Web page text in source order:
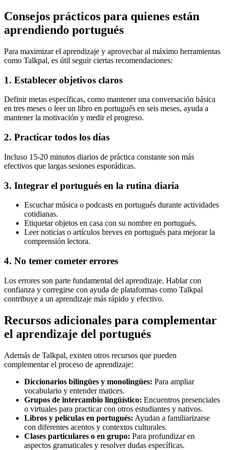
Consejos prácticos para quienes están
aprendiendo portugués
Para maximizar el aprendizaje y aprovechar al máximo herramientas
como Talkpal, es útil seguir ciertas recomendaciones:
1. Establecer objetivos claros
Definir metas específicas, como mantener una conversación básica
en tres meses o leer un libro en portugués en seis meses, ayuda a
mantener la motivación y medir el progreso.
2. Practicar todos los días
Incluso 15-20 minutos diarios de práctica constante son más
efectivos que largas sesiones esporádicas.
3. Integrar el portugués en la rutina diaria
Escuchar música o podcasts en portugués durante actividades
cotidianas.
Etiquetar objetos en casa con su nombre en portugués.
Leer noticias o artículos breves en portugués para mejorar la
comprensión lectora.
4. No temer cometer errores
Los errores son parte fundamental del aprendizaje. Hablar con
confianza y corregirse con ayuda de plataformas como Talkpal
contribuye a un aprendizaje más rápido y efectivo.
Recursos adicionales para complementar
el aprendizaje del portugués
Además de Talkpal, existen otros recursos que pueden
complementar el proceso de aprendizaje:
Diccionarios bilingües y monolingües: Para ampliar
vocabulario y entender matices.
Grupos de intercambio lingüístico: Encuentros presenciales
o virtuales para practicar con otros estudiantes y nativos.
Libros y películas en portugués: Ayudan a familiarizarse
con diferentes acentos y contextos culturales.
Clases particulares o en grupo: Para profundizar en
aspectos gramaticales y resolver dudas específicas.